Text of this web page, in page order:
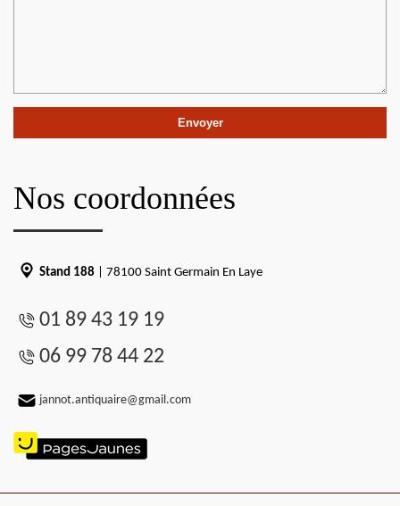
Nos coordonnées
Stand 188 | 78100 Saint Germain En Laye
01 89 43 19 19
06 99 78 44 22
jannot.antiquaire@gmail.com